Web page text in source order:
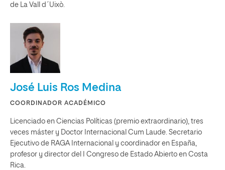
de La Vall d´Uixò.
José Luis Ros Medina
COORDINADOR ACADÉMICO
Licenciado en Ciencias Políticas (premio extraordinario), tres
veces máster y Doctor Internacional Cum Laude. Secretario
Ejecutivo de RAGA Internacional y coordinador en España,
profesor y director del I Congreso de Estado Abierto en Costa
Rica.